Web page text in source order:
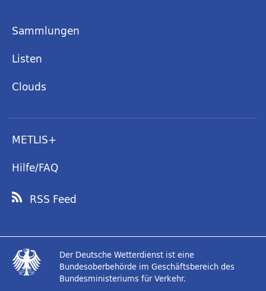
Sammlungen
Listen
Clouds
METLIS+
Hilfe/FAQ
RSS Feed
Der Deutsche Wetterdienst ist eine
Bundesoberbehörde im Geschäftsbereich des
Bundesministeriums für Verkehr.